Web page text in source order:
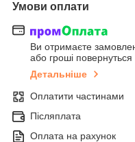
Умови оплати
Ви отримаєте
або гроші
Детальніше
Оплатити частинами
Післяплата
Оплата на рахунок